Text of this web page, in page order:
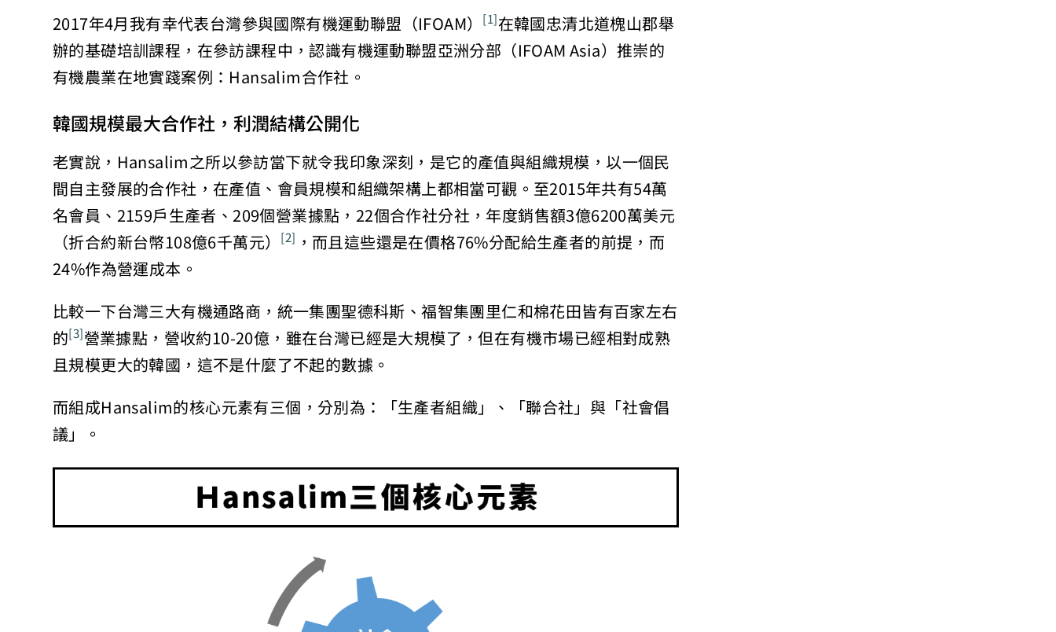
2017年4月我有幸代表台灣參與國際有機運動聯盟（IFOAM） [1]在韓國忠清北道槐山郡舉
辦的基礎培訓課程，在參訪課程中，認識有機運動聯盟亞洲分部（IFOAM Asia）推崇的
有機農業在地實踐案例：Hansalim合作社。
韓國規模最大合作社，利潤結構公開化
老實說，Hansalim之所以參訪當下就令我印象深刻，是它的產值與組織規模，以一個民
間自主發展的合作社，在產值、會員規模和組織架構上都相當可觀。至2015年共有54萬
名會員、2159戶生產者、209個營業據點，22個合作社分社，年度銷售額3億6200萬美元
（折合約新台幣108億6千萬元） [2] ，而且這些還是在價格76%分配給生產者的前提，而
24%作為營運成本。
比較一下台灣三大有機通路商，統一集團聖德科斯、福智集團里仁和棉花田皆有百家左右
的[3]營業據點，營收約10-20億，雖在台灣已經是大規模了，但在有機市場已經相對成熟
且規模更大的韓國，這不是什麼了不起的數據。
而組成Hansalim的核心元素有三個，分別為：「生產者組織」、「聯合社」與「社會倡
議」。